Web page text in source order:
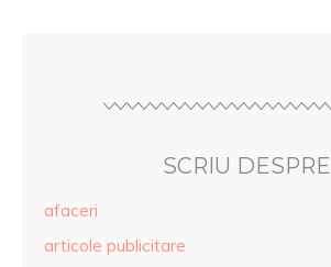
SCRIU DESPRE
afaceri
articole publicitare